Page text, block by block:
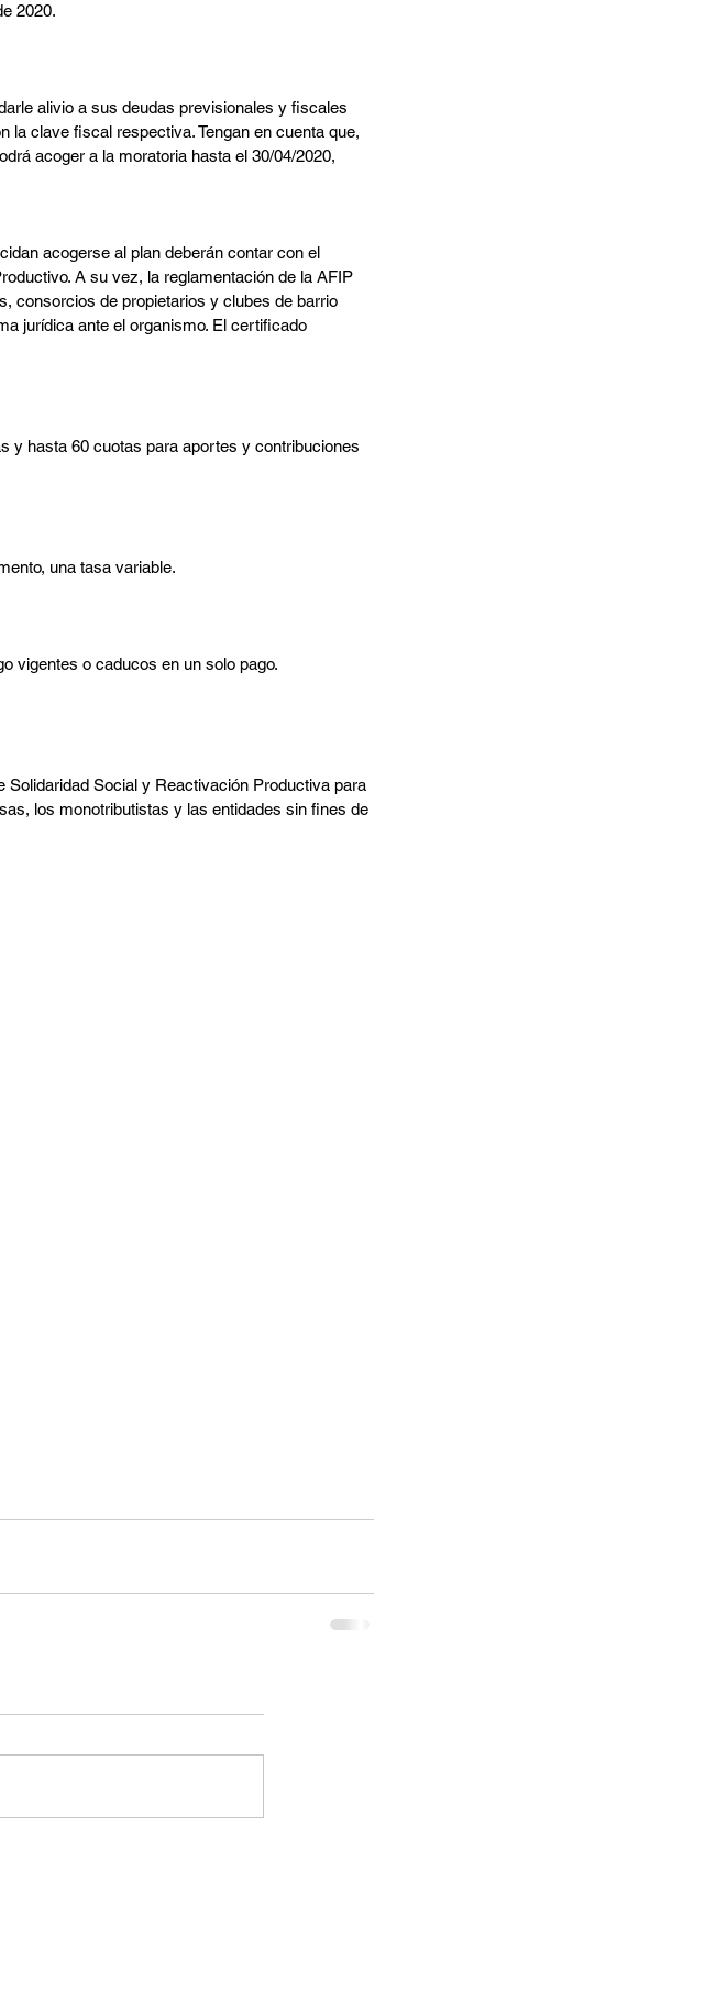
2020.
alivio a sus deudas previsionales y fiscales
la clave fiscal respectiva. Tengan en cuenta que,
acoger a la moratoria hasta el 30/04/2020,
acogerse al plan deberán contar con el
A su vez, la reglamentación de la AFIP
consorcios de propietarios y clubes de barrio
jurídica ante el organismo. El certificado
y hasta 60 cuotas para aportes y contribuciones
una tasa variable.
vigentes o caducos en un solo pago.
Social y Reactivación Productiva para
los monotributistas y las entidades sin fines de